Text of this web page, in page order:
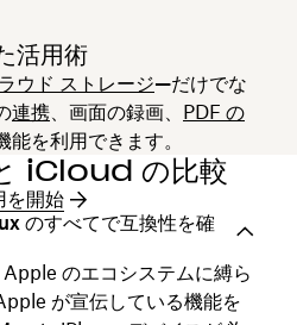
活用術
ウド ストレージ—だけでな
連携、画面の録画、 PDF の
を利用できます。
iCloud の比較
を開始
のすべてで互換性を確
のエコシステムに縛ら
が宣伝している機能を